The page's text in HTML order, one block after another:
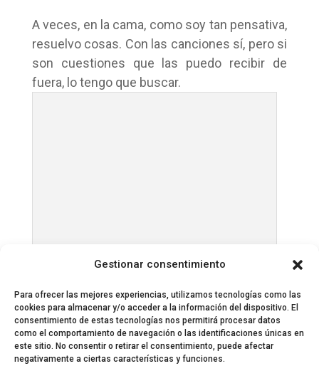
Gestionar consentimiento
Para ofrecer las mejores experiencias, utilizamos tecnologías como las
cookies para almacenar y/o acceder a la información del dispositivo. El
consentimiento de estas tecnologías nos permitirá procesar datos
como el comportamiento de navegación o las identificaciones únicas en
este sitio. No consentir o retirar el consentimiento, puede afectar
negativamente a ciertas características y funciones.
A veces, en la cama, como soy tan pensativa,
resuelvo cosas. Con las canciones sí, pero si
son cuestiones que las puedo recibir de
fuera, lo tengo que buscar.
María Rozalén